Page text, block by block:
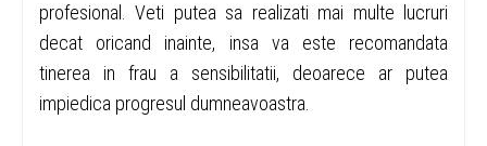
profesional. Veti putea sa realizati mai multe lucruri
decat oricand inainte, insa va este recomandata
tinerea in frau a sensibilitatii, deoarece ar putea
impiedica progresul dumneavoastra.